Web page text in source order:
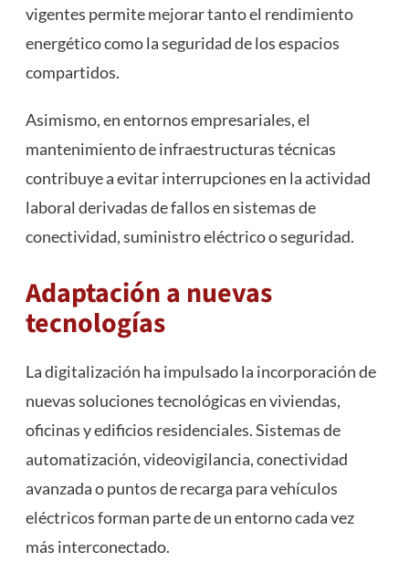
vigentes permite mejorar tanto el rendimiento
energético como la seguridad de los espacios
compartidos.
Asimismo, en entornos empresariales, el
mantenimiento de infraestructuras técnicas
contribuye a evitar interrupciones en la actividad
laboral derivadas de fallos en sistemas de
conectividad, suministro eléctrico o seguridad.
Adaptación a nuevas
tecnologías
La digitalización ha impulsado la incorporación de
nuevas soluciones tecnológicas en viviendas,
oficinas y edificios residenciales. Sistemas de
automatización, videovigilancia, conectividad
avanzada o puntos de recarga para vehículos
eléctricos forman parte de un entorno cada vez
más interconectado.